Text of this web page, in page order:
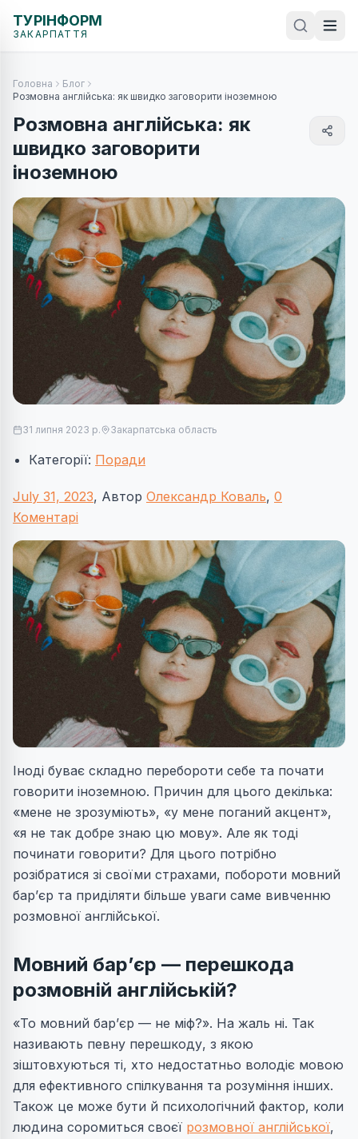
ТУРІНФОРМ
ЗАКАРПАТТЯ
Головна
Блог
Розмовна англійська: як швидко заговорити іноземною
Розмовна англійська: як
швидко заговорити
іноземною
31 липня 2023 р. Закарпатська область
Категорії: Поради
July 31, 2023, Автор Олександр Коваль, 0
Коментарі
Іноді буває складно перебороти себе та почати
говорити іноземною. Причин для цього декілька:
«мене не зрозуміють», «у мене поганий акцент»,
«я не так добре знаю цю мову». Але як тоді
починати говорити? Для цього потрібно
розібратися зі своїми страхами, побороти мовний
бар’єр та приділяти більше уваги саме вивченню
розмовної англійської.
Мовний бар’єр — перешкода
розмовній англійській?
«То мовний бар’єр — не міф?». На жаль ні. Так
називають певну перешкоду, з якою
зіштовхуються ті, хто недостатньо володіє мовою
для ефективного спілкування та розуміння інших.
Також це може бути й психологічний фактор, коли
людина соромиться своєї розмовної англійської,